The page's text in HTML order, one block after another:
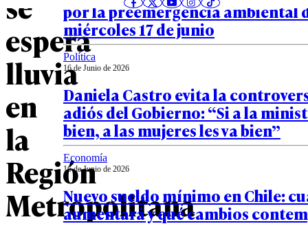
espera
lluvia
en
la
Región
Metropolitana
por la preemergencia ambiental
miércoles 17 de junio
Política
16 de Junio de 2026
Daniela Castro evita la
adiós del Gobierno: “Si a la
bien, a las mujeres les va bien”
Economía
16 de Junio de 2026
Nuevo sueldo mínimo en Chile:
aumentará y qué cambios